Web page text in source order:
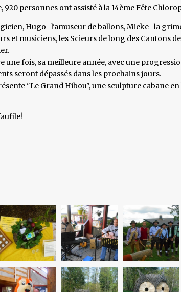
personnes ont assisté à la 14ème Fête
Hugo -l'amuseur de ballons, Mieke -la
et musiciens, les Scieurs de long des Cantons
une fois, sa meilleure année, avec une
seront dépassés dans les prochains jours.
"Le Grand Hibou", une sculpture cabane en